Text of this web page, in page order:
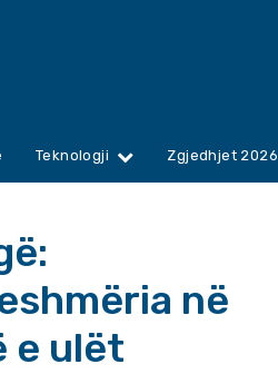
Teknologji Zgjedhjet 2026
në
e ulët